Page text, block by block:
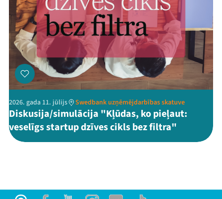
2026. gada 11. jūlijs Swedbank uzņēmējdarbības skatuve
Diskusija/simulācija "Kļūdas, ko pieļaut:
veselīgs startup dzīves cikls bez filtra"